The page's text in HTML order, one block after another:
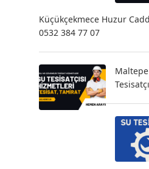
Küçükçekmece Huzur
0532 384 77 07